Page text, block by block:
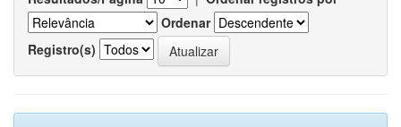
Ordenar
Registro(s)